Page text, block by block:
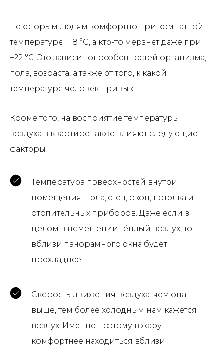
Некоторым людям комфортно при комнатной
температуре +18 °С, а кто-то мёрзнет даже при
+22 °С. Это зависит от особенностей организма,
пола, возраста, а также от того, к какой
температуре человек привык.
Кроме того, на восприятие температуры
воздуха в квартире также влияют следующие
факторы:
Температура поверхностей внутри
помещения: пола, стен, окон, потолка и
отопительных приборов. Даже если в
целом в помещении тёплый воздух, то
вблизи панорамного окна будет
прохладнее.
Скорость движения воздуха: чем она
выше, тем более холодным нам кажется
воздух. Именно поэтому в жару
комфортнее находиться вблизи